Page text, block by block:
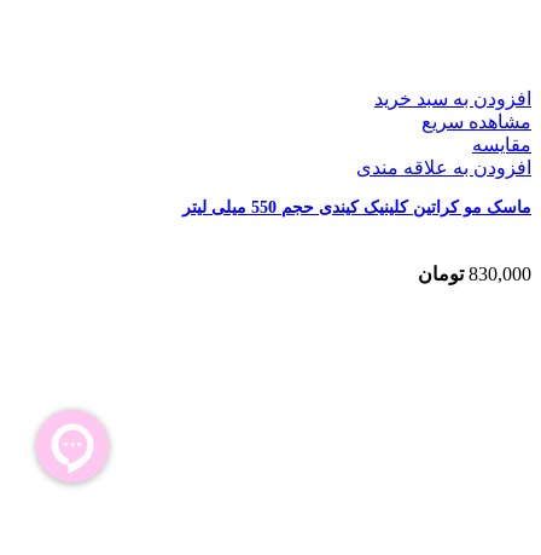
افزودن به سبد خرید
مشاهده سریع
مقایسه
افزودن به علاقه مندی
ماسک مو کراتین کلینیک کیندی حجم 550 میلی لیتر
830,000 تومان